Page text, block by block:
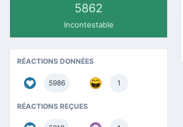
5862
Incontestable
RÉACTIONS DONNÉES
5986 1
RÉACTIONS REÇUES